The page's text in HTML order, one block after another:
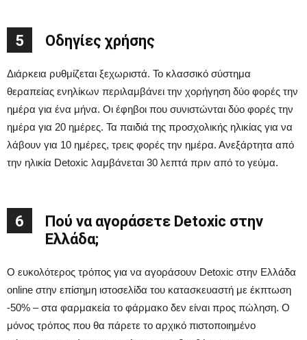
5 Οδηγίες χρήσης
Διάρκεια ρυθμίζεται ξεχωριστά. Το κλασσικό σύστημα
θεραπείας ενηλίκων περιλαμβάνει την χορήγηση δύο φορές την
ημέρα για ένα μήνα. Οι έφηβοι που συνιστώνται δύο φορές την
ημέρα για 20 ημέρες. Τα παιδιά της προσχολικής ηλικίας για να
λάβουν για 10 ημέρες, τρεις φορές την ημέρα. Ανεξάρτητα από
την ηλικία Detoxic λαμβάνεται 30 λεπτά πριν από το γεύμα.
6
Πού να αγοράσετε Detoxic στην
Ελλάδα;
Ο ευκολότερος τρόπος για να αγοράσουν Detoxic στην Ελλάδα
online στην επίσημη ιστοσελίδα του κατασκευαστή με έκπτωση
-50% – στα φαρμακεία το φάρμακο δεν είναι προς πώληση. Ο
μόνος τρόπος που θα πάρετε το αρχικό πιστοποιημένο